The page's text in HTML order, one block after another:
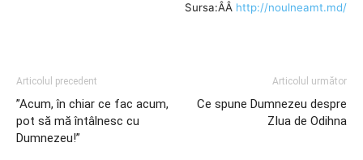
Sursa:ÂÂ http://noulneamt.md/
Articolul precedent
”Acum, în chiar ce fac acum,
pot să mă întâlnesc cu
Dumnezeu!”
Articolul următor
Ce spune Dumnezeu despre
ZIua de Odihna